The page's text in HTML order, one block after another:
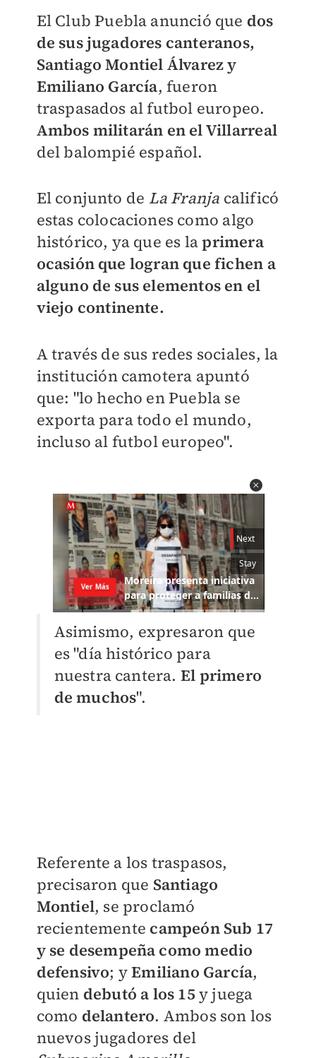
El Club Puebla anunció que dos
de sus jugadores canteranos,
Santiago Montiel Álvarez y
Emiliano García, fueron
traspasados al futbol europeo.
Ambos militarán en el Villarreal
del balompié español.
El conjunto de La Franja calificó
estas colocaciones como algo
histórico, ya que es laprimera
ocasión que logran que fichen a
alguno de sus elementos en el
viejo continente.
A través de sus redes sociales, la
institución camotera apuntó
que: "lo hecho en Puebla se
exporta para todo el mundo,
incluso al futbol europeo".
Asimismo, expresaron que
es "día histórico para
nuestra cantera. El primero
de muchos".
Referente a los traspasos,
precisaron que Santiago
Montiel, se proclamó
recientemente campeón Sub 17
y se desempeña como medio
defensivo; yEmiliano García,
quien debutó a los 15y juega
como delantero. Ambos son los
nuevos jugadores del